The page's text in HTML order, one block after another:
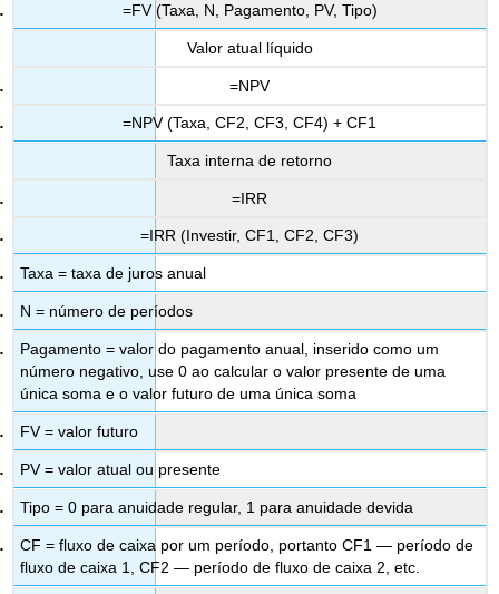
=FV (Taxa, N, Pagamento, PV, Tipo)
Valor atual líquido
=NPV
=NPV (Taxa, CF2, CF3, CF4) + CF1
Taxa interna de retorno
=IRR
=IRR (Investir, CF1, CF2, CF3)
Taxa = taxa de juros anual
N = número de períodos
Pagamento = valor do pagamento anual, inserido como um
número negativo, use 0 ao calcular o valor presente de uma
única soma e o valor futuro de uma única soma
FV = valor futuro
PV = valor atual ou presente
Tipo = 0 para anuidade regular, 1 para anuidade devida
CF = fluxo de caixa por um período, portanto CF1 — período de
fluxo de caixa 1, CF2 — período de fluxo de caixa 2, etc.